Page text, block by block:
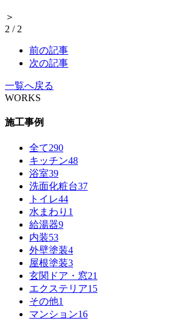
＞
2 / 2
前の記事
次の記事
一覧へ戻る
WORKS
施工事例
全て290
キッチン48
浴室39
洗面化粧台37
トイレ44
水まわり 1
給湯器9
内装53
外壁塗装4
屋根塗装3
玄関ドア・窓21
エクステリア15
その他1
マンション16